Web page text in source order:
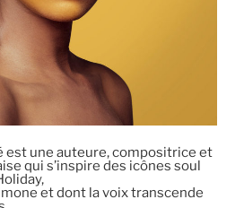
est une auteure, compositrice et
qui s’inspire des icônes soul
et dont la voix transcende